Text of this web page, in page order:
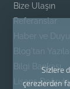
Bize Ulaşın
Referanslar
Haber ve
Blog'tan Yazılar
Bilgi Bankası
Lisans
Sizlere
çerezlerden